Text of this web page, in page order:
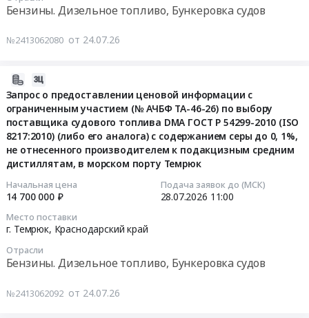
Бензины. Дизельное топливо, Бункеровка судов
№2413062080 от 24.07.26
44-
Запрос о предоставлении ценовой информации с
ограниченным участием (№ АЧБФ ТА-46-26) по выбору
поставщика судового топлива DMA ГОСТ Р 54299-2010 (ISO
8217:2010) (либо его аналога) с содержанием серы до 0, 1%,
не отнесенного производителем к подакцизным средним
дистиллятам, в морском порту Темрюк
Начальная цена
14 700 000 ₽
Подача заявок до (МСК)
28.07.2026 11:00
Место поставки
г. Темрюк, Краснодарский край
Отрасли
Бензины. Дизельное топливо, Бункеровка судов
№2413062092 от 24.07.26